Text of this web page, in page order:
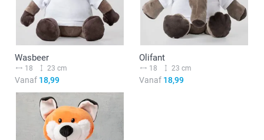
Wasbeer
18 23 cm
Vanaf 18,99
Olifant
18 23 cm
Vanaf18,99